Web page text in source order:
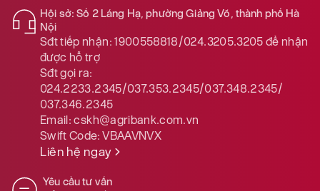
Hội sở: Số 2 Láng Hạ, phường Giảng Võ, thành phố Hà
Nội
Sđt tiếp nhận: 1900558818/024.3205.3205để nhận
được hỗ trợ
Sđt gọi ra:
024.2233.2345/037.353.2345/037.348.2345/
037.346.2345
Email:cskh@agribank.com.vn
Swift Code:VBAAVNVX
Liên hệ ngay
Yêu cầu tư vấn